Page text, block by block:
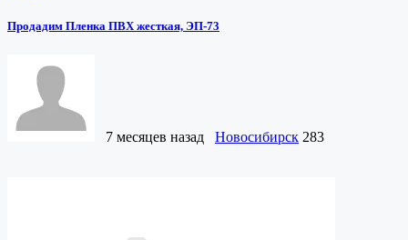
Продадим Пленка ПВХ жесткая, ЭП-73
7 месяцев назад Новосибирск 283